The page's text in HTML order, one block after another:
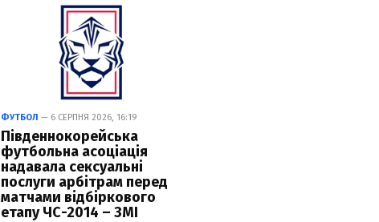
ФУТБОЛ — 6 СЕРПНЯ 2026, 16:19
Південнокорейська
футбольна асоціація
надавала сексуальні
послуги арбітрам перед
матчами відбіркового
етапу ЧС-2014 – ЗМІ